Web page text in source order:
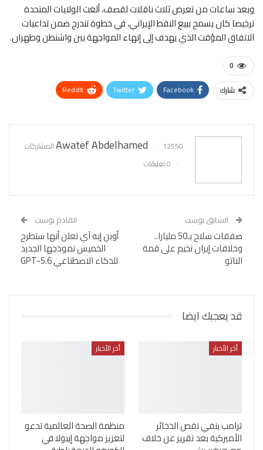
وبعد ساعات من تعرض ثلاث ناقلات لقصف، ألغت الولايات المتحدة
ترخيصا كان يسمح ببيع النفط الإيراني، في خطوة تندرج ضمن تداعيات
الاتفاق المؤقت الذي يهدف إلى إنهاء المواجهة بين واشنطن وطهران.
0
شارك Facebook
Twitter
ReddIt
Awatef Abdelhamed
12550 المشاركات
0 تعليقات
السابق بوست
صفقات سلاح بـ50 مليارا..
وخلافات إيران تخيم على قمة
الناتو
القادم بوست
أوبن إيه آي تعلن أنها ستطرح
الخميس نموذجها الجديد
للذكاء الاصطناعي GPT-5.6
قد يعجبك ايضا
أخر الأخبار
ترامب ينفي نقص الذخائر
الأميركية بعد تقرير عن خلاف
أخر الأخبار
منظمة الصحة العالمية تدعو
لتعزيز مواجهة إيبولا في